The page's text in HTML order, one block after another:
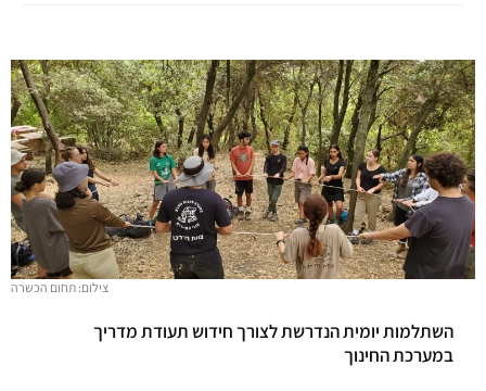
צילום: תחום הכשרה
השתלמות יומית הנדרשת לצורך חידוש תעודת מדריך
במערכת החינוך